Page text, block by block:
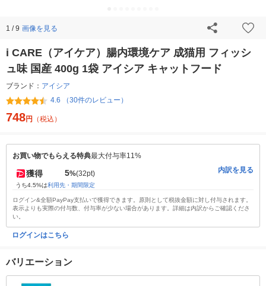
1 / 9 画像を見る
i CARE（アイケア）腸内環境ケア 成猫用 フィッシ
ュ味 国産 400g 1袋 アイシア キャットフード
ブランド： アイシア
4.6 （30件のレビュー）
748円 （税込）
お買い物でもらえる特典最大付与率11%
獲得 5%(32pt)
うち4.5%は利用先・期間限定
内訳を見る
ログイン&全額PayPay支払いで獲得できます。原則として税抜金額に対し付与されます。
表示よりも実際の付与数、付与率が少ない場合があります。詳細は内訳からご確認くださ
い。
ログインはこちら
バリエーション